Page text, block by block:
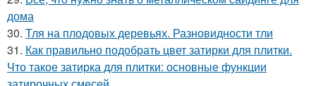
дома
30. Тля на плодовых деревьях. Разновидности тли
31. Как правильно подобрать цвет затирки для плитки.
Что такое затирка для плитки: основные функции